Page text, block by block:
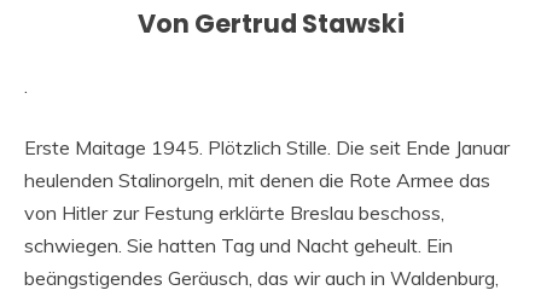
Von Gertrud Stawski
Erste Maitage 1945. Plötzlich Stille. Die seit Ende Januar
heulenden Stalinorgeln, mit denen die Rote Armee das
von Hitler zur Festung erklärte Breslau beschoss,
schwiegen. Sie hatten Tag und Nacht geheult. Ein
beängstigendes Geräusch, das wir auch in Waldenburg,